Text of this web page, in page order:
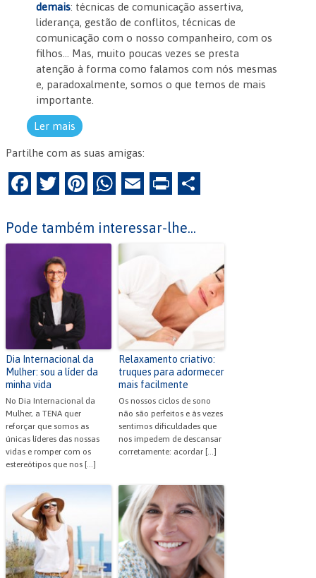
demais: técnicas de comunicação assertiva,
liderança, gestão de conflitos, técnicas de
comunicação com o nosso companheiro, com os
filhos… Mas, muito poucas vezes se presta
atenção à forma como falamos com nós mesmas
e, paradoxalmente, somos o que temos de mais
importante.
Ler mais
Partilhe com as suas amigas:
F
c
e
b
o
o
k
T
itt
er
Pi
er
es
W
at
s
A
p
p
E
ai
Pr
tF
e
n
dl
y
ar
Pode também interessar-lhe...
Dia Internacional da
Mulher: sou a líder da
minha vida
No Dia Internacional da
Mulher, a TENA quer
reforçar que somos as
únicas líderes das nossas
vidas e romper com os
estereótipos que nos […]
Relaxamento criativo:
truques para adormecer
mais facilmente
Os nossos ciclos de sono
não são perfeitos e às vezes
sentimos dificuldades que
nos impedem de descansar
corretamente: acordar […]